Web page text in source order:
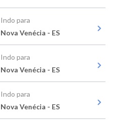
Indo para
Nova Venécia - ES
Indo para
Nova Venécia - ES
Indo para
Nova Venécia - ES